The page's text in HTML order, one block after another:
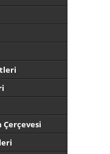
Çerçevesi